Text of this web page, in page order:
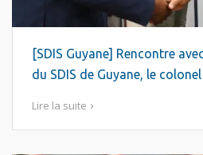
[SDIS Guyane] Rencontre
du SDIS de Guyane, le
Lire la suite